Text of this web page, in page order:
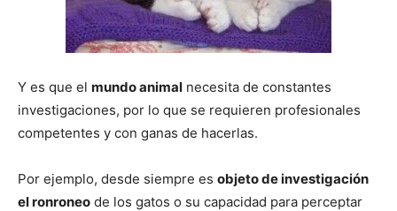
Gatos
Y es que el mundo animal necesita de constantes
investigaciones, por lo que se requieren profesionales
competentes y con ganas de hacerlas.
Por ejemplo, desde siempre es objeto de investigación
el ronroneo de los gatos o su capacidad para perceptar